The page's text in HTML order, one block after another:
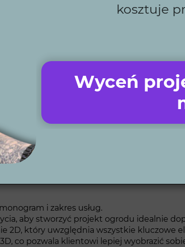
nawadniania i oświetlenia, które
specjalistami, zapewniamy najwyższą
pomagają klientom zobaczyć finalny efekt
który obejmuje kilka kluczowych
i zakres usług.
aby stworzyć projekt ogrodu idealnie
2D, który uwzględnia wszystkie kluczowe
co pozwala klientowi lepiej wyobrazić
kosztuje
Wyceń